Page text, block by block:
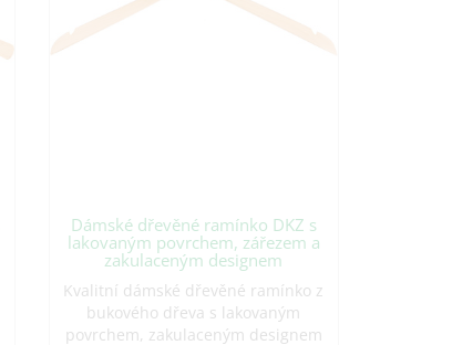
Dámské dřevěné ramínko DKZ s
lakovaným povrchem, zářezem a
zakulaceným designem
Kvalitní dámské dřevěné ramínko z
bukového dřeva s lakovaným
povrchem, zakulaceným designem